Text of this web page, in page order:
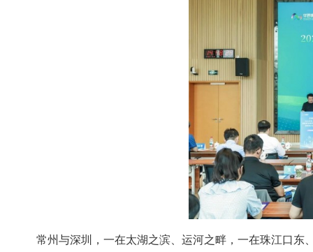
常州与深圳，一在太湖之滨、运河之畔，一在珠江口东